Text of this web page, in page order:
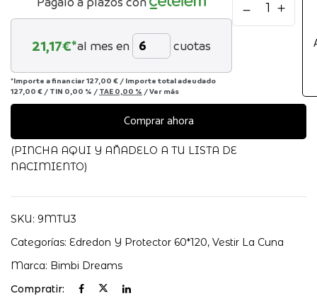
21,17€*al mes en cuotas
*Importe a financiar127,00 € / Importe total adeudado
127,00 € / TIN 0,00 % / TAE 0,00 % /Ver más
Comprar ahora
(PINCHA AQUI Y AÑADELO A TU LISTA DE
NACIMIENTO)
SKU: 9MTU3
Categorías: Edredon Y Protector 60*120, Vestir La Cuna
Marca: Bimbi Dreams
Compratir: